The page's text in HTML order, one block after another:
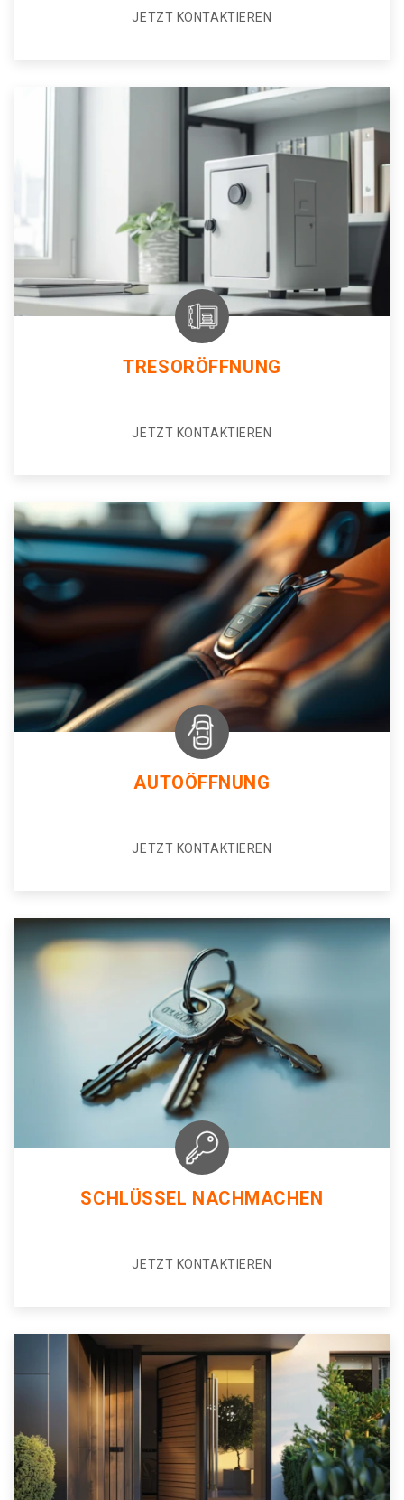
JETZT KONTAKTIEREN
TRESORÖFFNUNG
JETZT KONTAKTIEREN
AUTOÖFFNUNG
JETZT KONTAKTIEREN
SCHLÜSSEL NACHMACHEN
JETZT KONTAKTIEREN